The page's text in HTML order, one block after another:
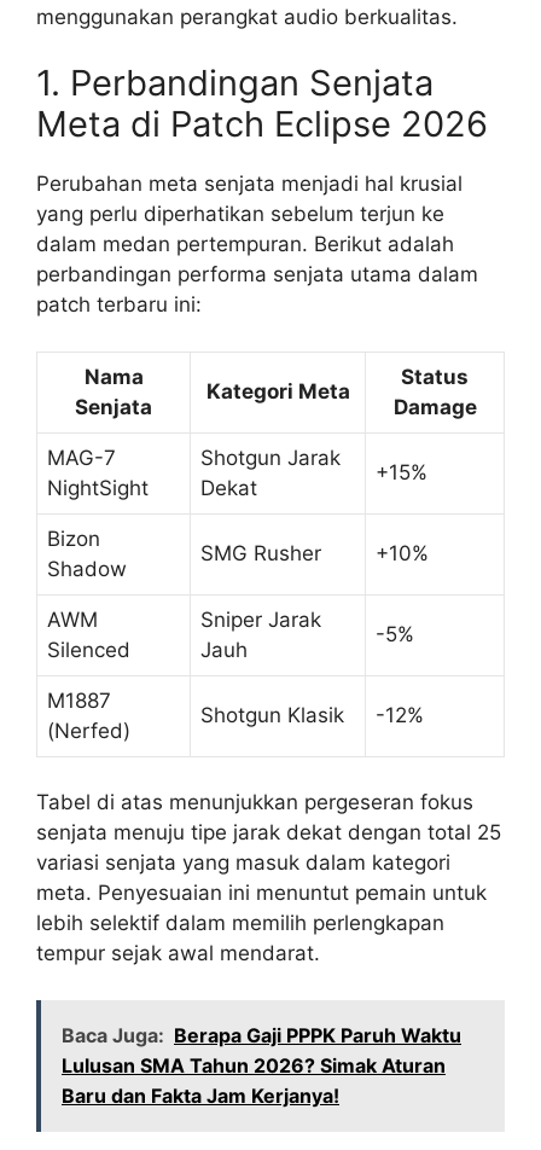
menggunakan perangkat audio berkualitas.
1. Perbandingan Senjata
Meta di Patch Eclipse 2026
Perubahan meta senjata menjadi hal krusial
yang perlu diperhatikan sebelum terjun ke
dalam medan pertempuran. Berikut adalah
perbandingan performa senjata utama dalam
patch terbaru ini:
Nama
Senjata
Kategori Meta
Status
Damage
MAG-7
NightSight
Shotgun Jarak
Dekat
+15%
Bizon
Shadow
SMG Rusher +10%
AWM
Silenced
Sniper Jarak
Jauh
-5%
M1887
(Nerfed)
Shotgun Klasik -12%
Tabel di atas menunjukkan pergeseran fokus
senjata menuju tipe jarak dekat dengan total 25
variasi senjata yang masuk dalam kategori
meta. Penyesuaian ini menuntut pemain untuk
lebih selektif dalam memilih perlengkapan
tempur sejak awal mendarat.
Baca Juga: Berapa Gaji PPPK Paruh Waktu
Lulusan SMA Tahun 2026? Simak Aturan
Baru dan Fakta Jam Kerjanya!